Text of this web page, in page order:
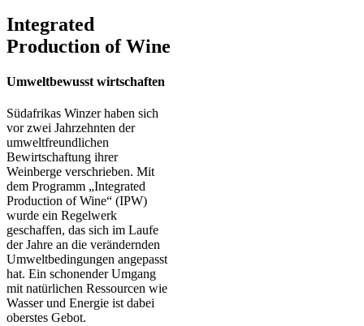
Integrated
Production of Wine
Umweltbewusst wirtschaften
Südafrikas Winzer haben sich
vor zwei Jahrzehnten der
umweltfreundlichen
Bewirtschaftung ihrer
Weinberge verschrieben. Mit
dem Programm „Integrated
Production of Wine“ (IPW)
wurde ein Regelwerk
geschaffen, das sich im Laufe
der Jahre an die verändernden
Umweltbedingungen angepasst
hat. Ein schonender Umgang
mit natürlichen Ressourcen wie
Wasser und Energie ist dabei
oberstes Gebot.